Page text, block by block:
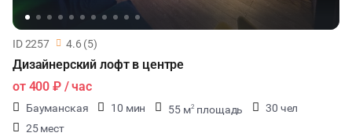
ID 2257 4.6 (5)
Дизайнерский лофт в центре
от 400 ₽/ час
Бауманская 10 мин 55 м2 площадь
30 чел
25 мест